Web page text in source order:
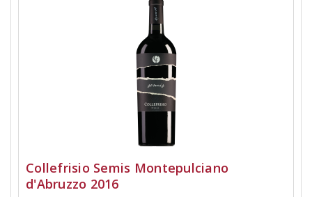
Collefrisio Semis Montepulciano
d'Abruzzo 2016